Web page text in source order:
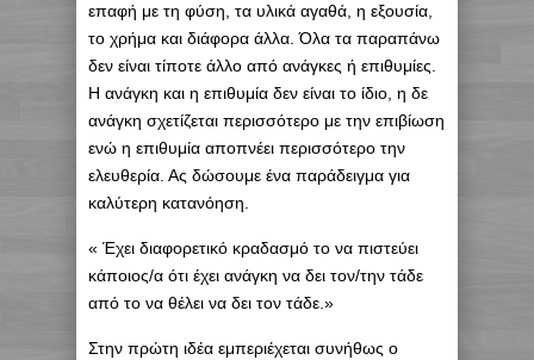
επαφή με τη φύση, τα υλικά αγαθά, η εξουσία,
το χρήμα και διάφορα άλλα. Όλα τα παραπάνω
δεν είναι τίποτε άλλο από ανάγκες ή επιθυμίες.
Η ανάγκη και η επιθυμία δεν είναι το ίδιο, η δε
ανάγκη σχετίζεται περισσότερο με την επιβίωση
ενώ η επιθυμία αποπνέει περισσότερο την
ελευθερία. Ας δώσουμε ένα παράδειγμα για
καλύτερη κατανόηση.
« Έχει διαφορετικό κραδασμό το να πιστεύει
κάποιος/α ότι έχει ανάγκη να δει τον/την τάδε
από το να θέλει να δει τον τάδε.»
Στην πρώτη ιδέα εμπεριέχεται συνήθως ο